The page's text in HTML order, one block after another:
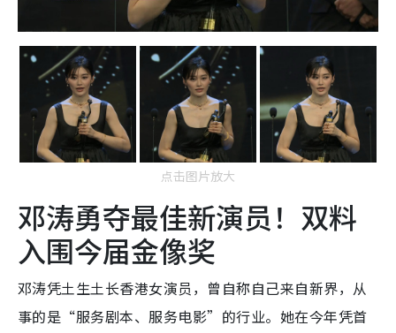
点击图片放大
邓涛勇夺最佳新演员！双料
入围今届金像奖
邓涛凭土生土长香港女演员，曾自称自己来自新界，从
事的是“服务剧本、服务电影”的行业。她在今年凭首